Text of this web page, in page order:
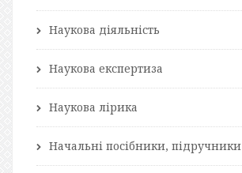
Наукова діяльність
Наукова експертиза
Наукова лірика
Начальні посібники, підручники